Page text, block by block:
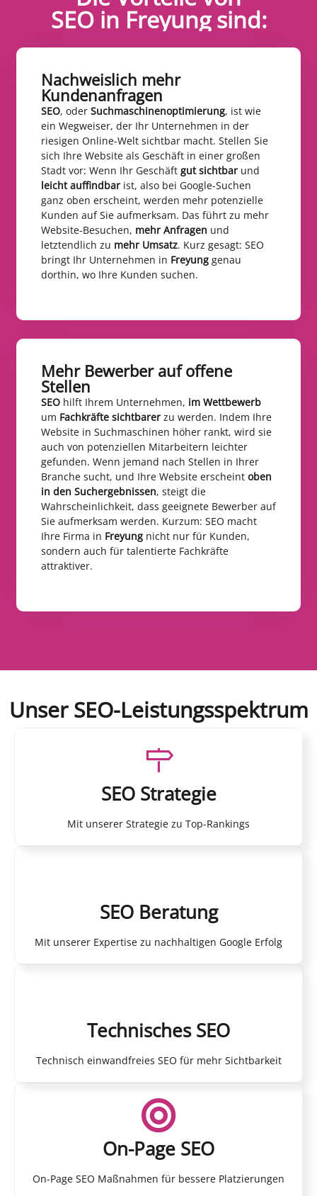
SEO in Freyung sind:
Nachweislich mehr
Kundenanfragen​
SEO, oder Suchmaschinenoptimierung, ist wie
ein Wegweiser, der Ihr Unternehmen in der
riesigen Online-Welt sichtbar macht. Stellen Sie
sich Ihre Website als Geschäft in einer großen
Stadt vor: Wenn Ihr Geschäft gut sichtbar und
leicht auffindbar ist, also bei Google-Suchen
ganz oben erscheint, werden mehr potenzielle
Kunden auf Sie aufmerksam. Das führt zu mehr
Website-Besuchen, mehr Anfragen und
letztendlich zu mehr Umsatz. Kurz gesagt: SEO
bringt Ihr Unternehmen in Freyung genau
dorthin, wo Ihre Kunden suchen.
Mehr Bewerber auf offene
Stellen​
SEO hilft Ihrem Unternehmen, im Wettbewerb
um Fachkräfte sichtbarer zu werden. Indem Ihre
Website in Suchmaschinen höher rankt, wird sie
auch von potenziellen Mitarbeitern leichter
gefunden. Wenn jemand nach Stellen in Ihrer
Branche sucht, und Ihre Website erscheint oben
in den Suchergebnissen, steigt die
Wahrscheinlichkeit, dass geeignete Bewerber auf
Sie aufmerksam werden. Kurzum: SEO macht
Ihre Firma in Freyung nicht nur für Kunden,
sondern auch für talentierte Fachkräfte
attraktiver.
Unser SEO-Leistungsspektrum
SEO Strategie
Mit unserer Strategie zu Top-Rankings
SEO Beratung
Mit unserer Expertise zu nachhaltigen Google Erfolg
Technisches SEO
Technisch einwandfreies SEO für mehr Sichtbarkeit
On-Page SEO
On-Page SEO Maßnahmen für bessere Platzierungen